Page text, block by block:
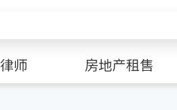
律师 房地产租售